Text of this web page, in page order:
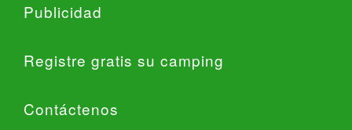
Publicidad
Registre gratis su camping
Contáctenos